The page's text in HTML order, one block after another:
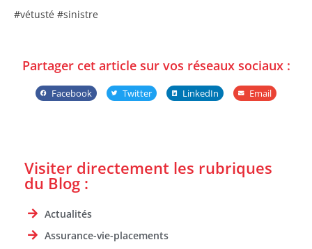
#vétusté #sinistre
Partager cet article sur vos réseaux sociaux :
Facebook Twitter LinkedIn Email
Visiter directement les rubriques
du Blog :
Actualités
Assurance-vie-placements